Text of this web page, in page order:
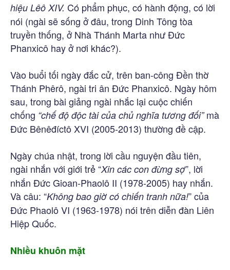
hiệu Lêô XIV. Có phẩm phục, có hành động, có lời
nói (ngài sẽ sống ở đâu, trong Dinh Tông tòa
truyền thống, ở Nhà Thánh Marta như Đức
Phanxicô hay ở nơi khác?).
Vào buổi tối ngày đắc cử, trên ban-công Đền thờ
Thánh Phêrô, ngài tri ân Đức Phanxicô. Ngày hôm
sau, trong bài giảng ngài nhắc lại cuộc chiến
chống “chế độ độc tài của chủ nghĩa tương đối”mà
Đức Bênêđíctô XVI (2005-2013) thường đề cập.
Ngày chúa nhật, trong lời cầu nguyện đầu tiên,
ngài nhắn với giới trẻ “Xin các con đừng sợ”, lời
nhắn Đức Gioan-Phaolô II (1978-2005) hay nhắn.
Và câu: “Không bao giờ có chiến tranh nữa!” của
Đức Phaolô VI (1963-1978) nói trên diễn đàn Liên
Hiệp Quốc.
Nhiều khuôn mặt